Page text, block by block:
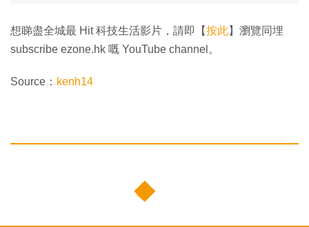
想睇盡全城最 Hit 科技生活影片，請即【按此】瀏覽同埋
subscribe ezone.hk 嘅 YouTube channel。
Source： kenh14